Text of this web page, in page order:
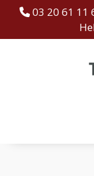
03 20 61 11